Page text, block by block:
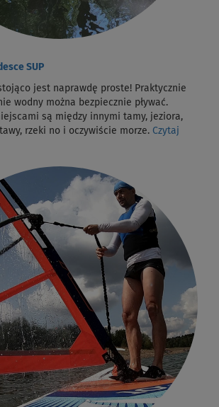
SUP
jest naprawdę proste! Praktycznie
wodny można bezpiecznie pływać.
są między innymi tamy, jeziora,
rzeki no i oczywiście morze. Czytaj